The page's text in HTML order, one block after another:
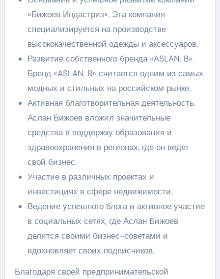
«Бижоев Индастриз». Эта компания
специализируется на производстве
высококачественной одежды и аксессуаров.
Развитие собственного бренда «ASLAN. B».
Бренд «ASLAN. B» считается одним из самых
модных и стильных на российском рынке.
Активная благотворительная деятельность.
Аслан Бижоев вложил значительные
средства в поддержку образования и
здравоохранения в регионах, где он ведет
свой бизнес.
Участие в различных проектах и
инвестициях в сфере недвижимости.
Ведение успешного блога и активное участие
в социальных сетях, где Аслан Бижоев
делится своими бизнес-советами и
вдохновляет своих подписчиков.
Благодаря своей предпринимательской